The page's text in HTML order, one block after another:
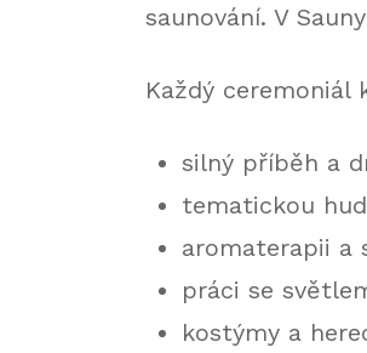
saunování. V
Každý ceremoniál
silný příběh a
tematickou
aromaterapii a
práci se
kostýmy a